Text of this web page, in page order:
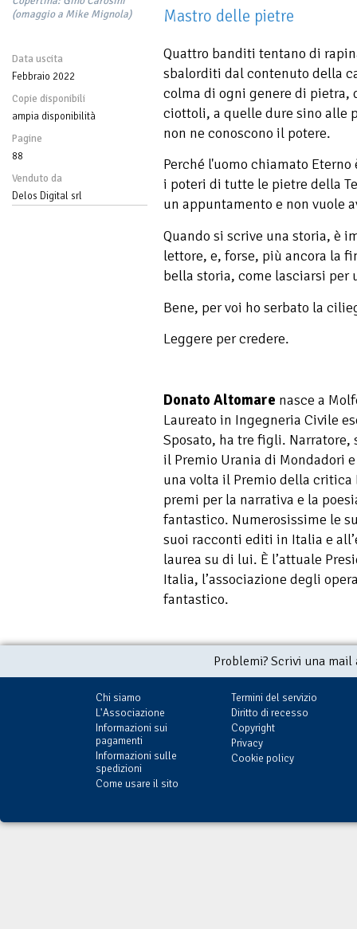
(omaggio a Mike Mignola)
Data uscita
Febbraio 2022
Copie disponibili
ampia disponibilità
Pagine
88
Venduto da
Delos Digital srl
Mastro delle pietre
Quattro banditi tentano di
sbalorditi dal contenuto della
colma di ogni genere di pietra,
ciottoli, a quelle dure sino alle
non ne conoscono il potere.
Perché l'uomo chiamato
i poteri di tutte le pietre della
un appuntamento e non vuole
Quando si scrive una storia, è
lettore, e, forse, più ancora la
bella storia, come lasciarsi
Bene, per voi ho serbato la
Leggere per credere.
Donato Altomare nasce a
Laureato in Ingegneria Civile
Sposato, ha tre figli.
il Premio Urania di Mondadori
una volta il Premio della
premi per la narrativa e la
fantastico. Numerosissime le
suoi racconti editi in Italia e
laurea su di lui. È l’attuale
Italia, l’associazione degli
fantastico.
Problemi? Scrivi una
Chi siamo
L'Associazione
Informazioni sui
pagamenti
Informazioni sulle
spedizioni
Come usare il sito
Termini del servizio
Diritto di recesso
Copyright
Privacy
Cookie policy